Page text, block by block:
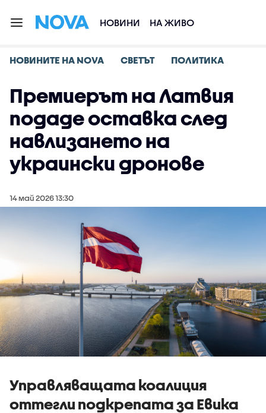
НОВИНИ НА ЖИВО
НОВИНИТЕ НА NOVA СВЕТЪТ ПОЛИТИКА
Премиерът на Латвия
подаде оставка след
навлизането на
украински дронове
14 май 2026 13:30
Управляващата коалиция
оттегли подкрепата за Евика